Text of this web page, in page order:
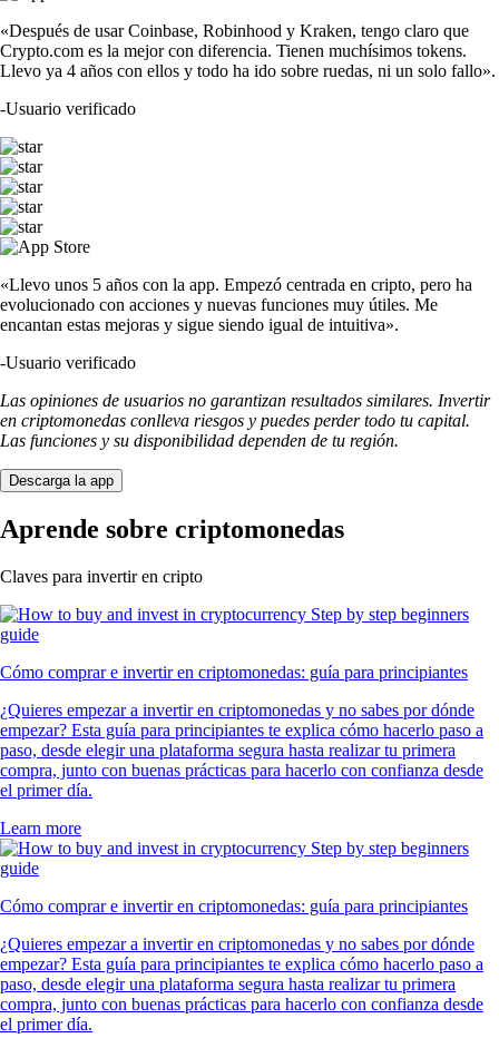
«Después de usar Coinbase, Robinhood y Kraken, tengo claro que
Crypto.com es la mejor con diferencia. Tienen muchísimos tokens.
Llevo ya 4 años con ellos y todo ha ido sobre ruedas, ni un solo fallo».
-Usuario verificado
«Llevo unos 5 años con la app. Empezó centrada en cripto, pero ha
evolucionado con acciones y nuevas funciones muy útiles. Me
encantan estas mejoras y sigue siendo igual de intuitiva».
-Usuario verificado
Las opiniones de usuarios no garantizan resultados similares. Invertir
en criptomonedas conlleva riesgos y puedes perder todo tu capital.
Las funciones y su disponibilidad dependen de tu región.
Descarga la app
Aprende sobre criptomonedas
Claves para invertir en cripto
Cómo comprar e invertir en criptomonedas: guía para principiantes
¿Quieres empezar a invertir en criptomonedas y no sabes por dónde
empezar? Esta guía para principiantes te explica cómo hacerlo paso a
paso, desde elegir una plataforma segura hasta realizar tu primera
compra, junto con buenas prácticas para hacerlo con confianza desde
el primer día.
Learn more
Cómo comprar e invertir en criptomonedas: guía para principiantes
¿Quieres empezar a invertir en criptomonedas y no sabes por dónde
empezar? Esta guía para principiantes te explica cómo hacerlo paso a
paso, desde elegir una plataforma segura hasta realizar tu primera
compra, junto con buenas prácticas para hacerlo con confianza desde
el primer día.